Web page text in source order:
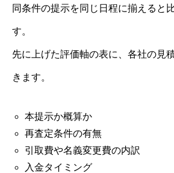
同条件の提示を同じ日程に揃えると
す。
先に上げた評価軸の表に、各社の見
きます。
本提示か概算か
再査定条件の有無
引取費や名義変更費の内訳
入金タイミング